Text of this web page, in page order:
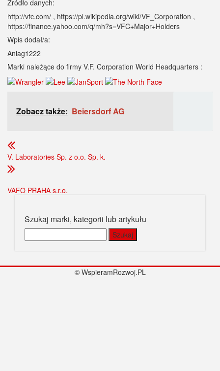
Źródło danych:
http://vfc.com/ , https://pl.wikipedia.org/wiki/VF_Corporation ,
https://finance.yahoo.com/q/mh?s=VFC+Major+Holders
Wpis dodał/a:
Aniag1222
Marki należące do firmy V.F. Corporation World Headquarters :
Zobacz także: Beiersdorf AG
V. Laboratories Sp. z o.o. Sp. k.
VAFO PRAHA s.r.o.
Szukaj marki, kategorii lub artykułu
© WspieramRozwoj.PL